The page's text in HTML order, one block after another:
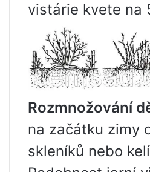
vistárie kvete na
Rozmnožování
na začátku zimy
skleníků nebo